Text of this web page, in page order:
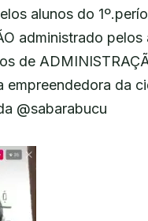
alunos do
administrado pelos
de
empreendedora da
@sabarabucu